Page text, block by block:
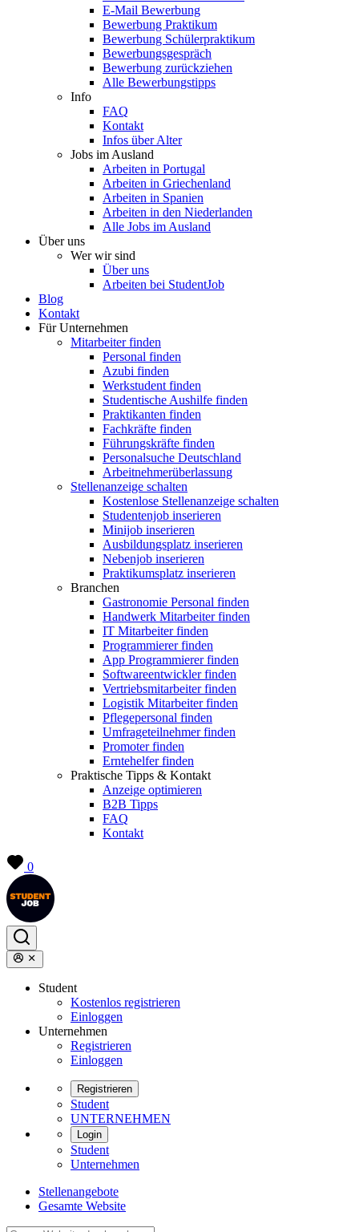
E-Mail Bewerbung
Bewerbung Praktikum
Bewerbung Schülerpraktikum
Bewerbungsgespräch
Bewerbung zurückziehen
Alle Bewerbungstipps
Info
FAQ
Kontakt
Infos über Alter
Jobs im Ausland
Arbeiten in Portugal
Arbeiten in Griechenland
Arbeiten in Spanien
Arbeiten in den Niederlanden
Alle Jobs im Ausland
Über uns
Wer wir sind
Über uns
Arbeiten bei StudentJob
Blog
Kontakt
Für Unternehmen
Mitarbeiter finden
Personal finden
Azubi finden
Werkstudent finden
Studentische Aushilfe finden
Praktikanten finden
Fachkräfte finden
Führungskräfte finden
Personalsuche Deutschland
Arbeitnehmerüberlassung
Stellenanzeige schalten
Kostenlose Stellenanzeige schalten
Studentenjob inserieren
Minijob inserieren
Ausbildungsplatz inserieren
Nebenjob inserieren
Praktikumsplatz inserieren
Branchen
Gastronomie Personal finden
Handwerk Mitarbeiter finden
IT Mitarbeiter finden
Programmierer finden
App Programmierer finden
Softwareentwickler finden
Vertriebsmitarbeiter finden
Logistik Mitarbeiter finden
Pflegepersonal finden
Umfrageteilnehmer finden
Promoter finden
Erntehelfer finden
Praktische Tipps & Kontakt
Anzeige optimieren
B2B Tipps
FAQ
Kontakt
0
Student
Kostenlos registrieren
Einloggen
Unternehmen
Registrieren
Einloggen
Registrieren
Student
UNTERNEHMEN
Login
Student
Unternehmen
Stellenangebote
Gesamte Website